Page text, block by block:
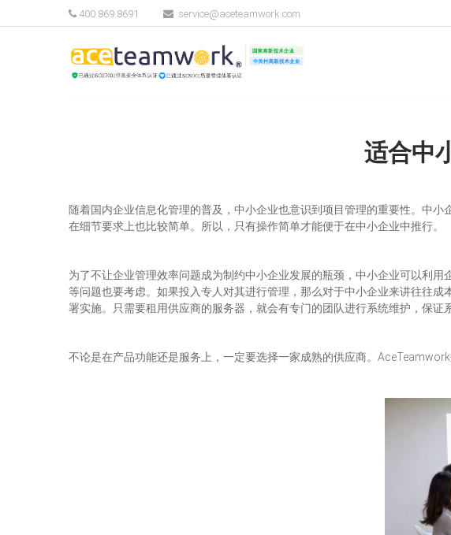
400 869 8691 service@aceteamwork.com
适合中
随着国内企业信息化管理的普及，中小企业也意识到项目管理的重要性。中
在细节要求上也比较简单。所以，只有操作简单才能便于在中小企业中推行。
为了不让企业管理效率问题成为制约中小企业发展的瓶颈，中小企业可以利
等问题也要考虑。如果投入专人对其进行管理，那么对于中小企业来讲往往成
署实施。只需要租用供应商的服务器，就会有专门的团队进行系统维护，保证
不论是在产品功能还是服务上，一定要选择一家成熟的供应商。